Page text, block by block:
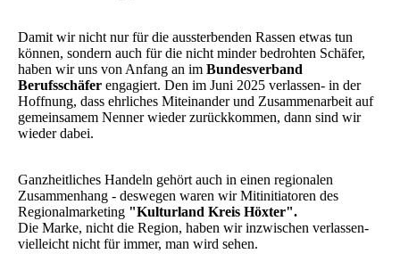
Damit wir nicht nur für die aussterbenden Rassen etwas tun
können, sondern auch für die nicht minder bedrohten Schäfer,
haben wir uns von Anfang an im Bundesverband
Berufsschäfer engagiert. Den im Juni 2025 verlassen- in der
Hoffnung, dass ehrliches Miteinander und Zusammenarbeit auf
gemeinsamem Nenner wieder zurückkommen, dann sind wir
wieder dabei.
Ganzheitliches Handeln gehört auch in einen regionalen
Zusammenhang - deswegen waren wir Mitinitiatoren des
Regionalmarketing "Kulturland Kreis Höxter".
Die Marke, nicht die Region, haben wir inzwischen verlassen-
vielleicht nicht für immer, man wird sehen.